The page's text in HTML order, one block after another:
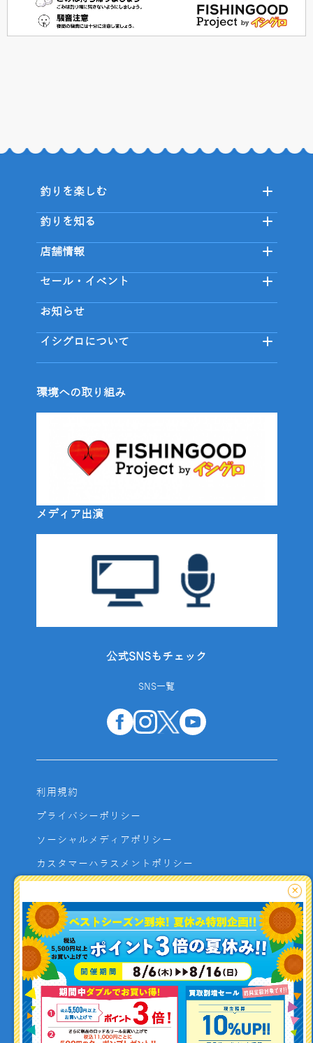
釣り情報を
投稿する
釣りを楽しむ
釣りを知る
店舗情報
セール・イベント
お知らせ
イシグロについて
環境への取り組み
メディア出演
公式SNSもチェック
SNS一覧
利用規約
プライバシーポリシー
ソーシャルメディアポリシー
カスタマーハラスメントポリシー
よくあるご質問
お問い合わせ
利用者資金の保全方法
×